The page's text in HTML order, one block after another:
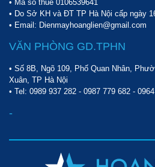
• Mã số thuế 0106539641
• Do Sở KH và ĐT TP Hà Nội cấp ngày
• Email: Dienmayhoanglien@gmail.com
VĂN PHÒNG GD.TPHN
• Số 8B, Ngõ 109, Phố Quan Nhân,
Xuân, TP Hà Nội
• Tel: 0989 937 282 - 0987 779 682 -
-